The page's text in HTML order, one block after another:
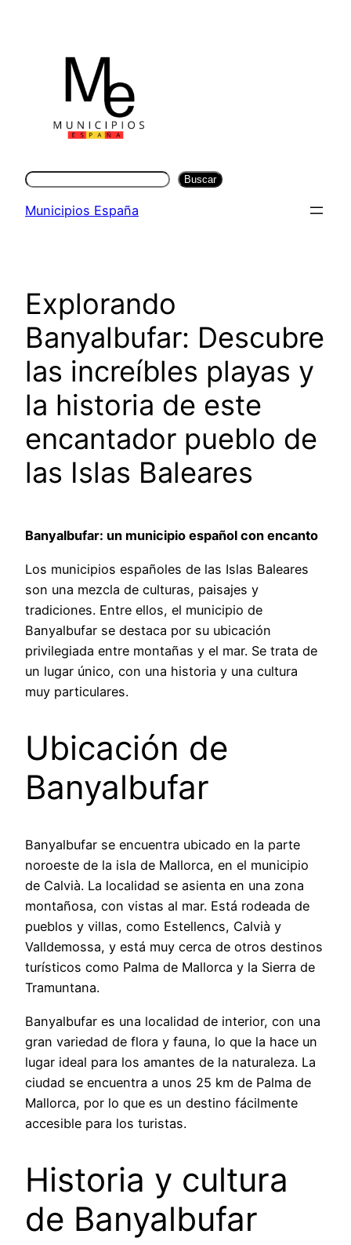
contenido
Buscar Buscar
Municipios España
Explorando
Banyalbufar: Descubre
las increíbles playas y
la historia de este
encantador pueblo de
las Islas Baleares
Banyalbufar: un municipio español con encanto
Los municipios españoles de las Islas Baleares
son una mezcla de culturas, paisajes y
tradiciones. Entre ellos, el municipio de
Banyalbufar se destaca por su ubicación
privilegiada entre montañas y el mar. Se trata de
un lugar único, con una historia y una cultura
muy particulares.
Ubicación de
Banyalbufar
Banyalbufar se encuentra ubicado en la parte
noroeste de la isla de Mallorca, en el municipio
de Calvià. La localidad se asienta en una zona
montañosa, con vistas al mar. Está rodeada de
pueblos y villas, como Estellencs, Calvià y
Valldemossa, y está muy cerca de otros destinos
turísticos como Palma de Mallorca y la Sierra de
Tramuntana.
Banyalbufar es una localidad de interior, con una
gran variedad de flora y fauna, lo que la hace un
lugar ideal para los amantes de la naturaleza. La
ciudad se encuentra a unos 25 km de Palma de
Mallorca, por lo que es un destino fácilmente
accesible para los turistas.
Historia y cultura
de Banyalbufar